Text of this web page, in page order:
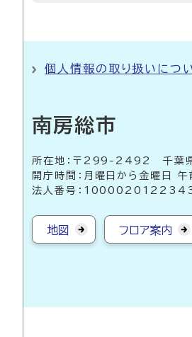
個人情報の取り扱いにつ
南房総市
所在地：〒299-2492 千葉
開庁時間：月曜日から金曜日
法人番号：
地図 フロア案内